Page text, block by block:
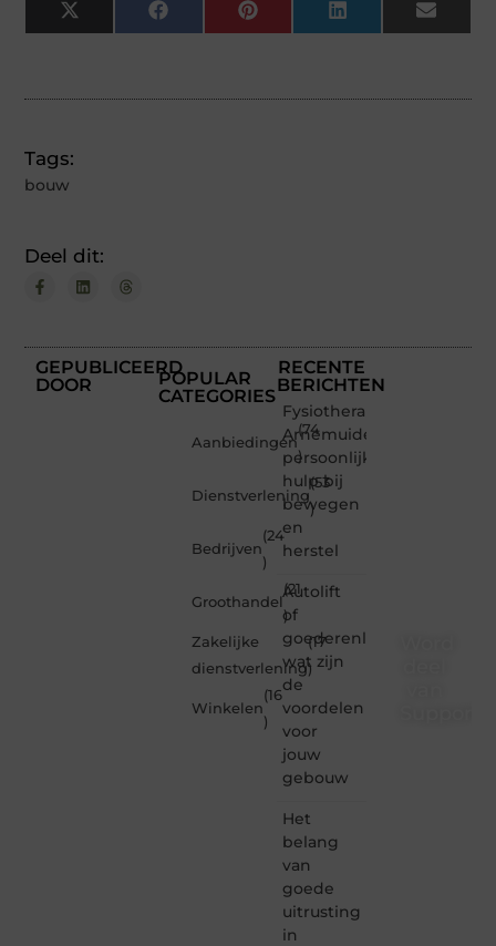
X
(Twitter)
FacebookPinterestLinkedInEmail
Tags:
bouw
Deel dit:
GEPUBLICEERD
DOOR
POPULAR
CATEGORIES
Aanbiedingen
(74
)
Dienstverlening
(53
)
Bedrijven
(24
)
Groothandel
(21
)
Zakelijke
dienstverlening
(17
)
Winkelen
(16
)
RECENTE
BERICHTEN
Fysiotherapeut
Arnemuiden:
persoonlijke
hulp bij
bewegen
en
herstel
Autolift
of
goederenliften
wat zijn
de
voordelen
voor
jouw
gebouw
Het
belang
van
goede
uitrusting
in